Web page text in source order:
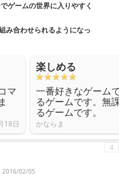
ゲームの世界に入りやすく
み合わせられるようになっ
マ
18日
楽しめる
一番好きなゲーム
るゲームです。無
るゲームです。
かならま
2016/02/05
4